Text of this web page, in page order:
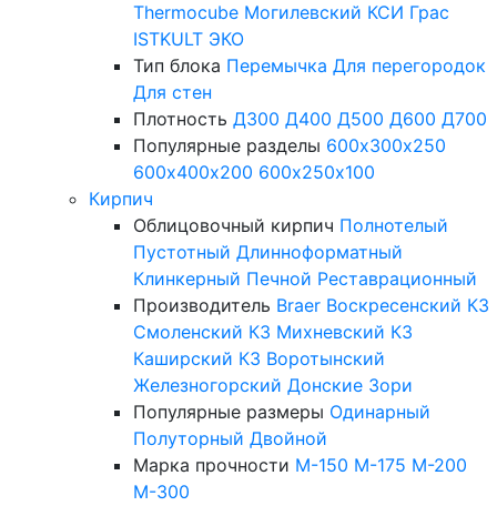
Thermocube Могилевский КСИ Грас
ISTKULT ЭКО
Тип блока Перемычка Для перегородок
Для стен
Плотность Д300 Д400 Д500 Д600 Д700
Популярные разделы 600х300х250
600х400х200 600х250х100
Кирпич
Облицовочный кирпич Полнотелый
Пустотный Длинноформатный
Клинкерный Печной Реставрационный
Производитель Braer Воскресенский КЗ
Смоленский КЗ Михневский КЗ
Каширский КЗ Воротынский
Железногорский Донские Зори
Популярные размеры Одинарный
Полуторный Двойной
Марка прочности М-150 М-175 М-200
М-300